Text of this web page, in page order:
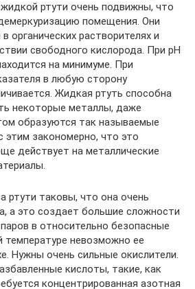
ртути очень подвижны, что
помещения. Они
органических растворителях и
свободного кислорода. При рН
на минимуме. При
в любую сторону
Жидкая ртуть способна
некоторые металлы, даже
образуются так называемые
этим закономерно, что это
действует на металлические
ртути таковы, что она очень
а это создает большие сложности
в относительно безопасные
температуре невозможно ее
Нужны очень сильные окислители.
кислоты, такие, как
концентрированная азотная